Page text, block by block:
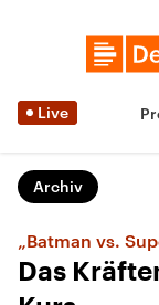
Live
Archiv
„Batman vs.
Das